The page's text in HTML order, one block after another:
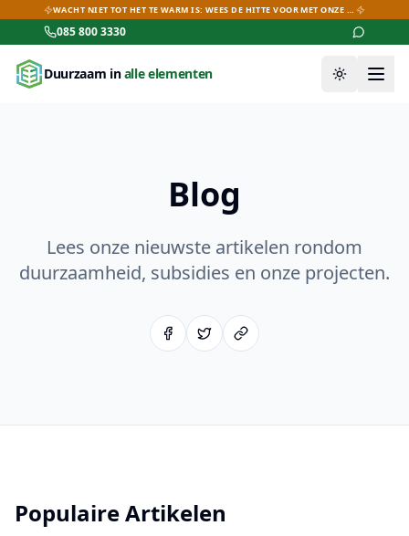
WACHT NIET TOT HET TE WARM IS: WEES DE HITTE VOOR MET ONZE AIRCO-DEALS!
085 800 3330
Duurzaam inalle elementen Thema
Blog
Lees onze nieuwste artikelen rondom
duurzaamheid, subsidies en onze projecten.
Populaire Artikelen